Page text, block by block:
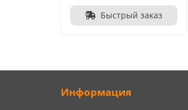
Быстрый заказ
Информация